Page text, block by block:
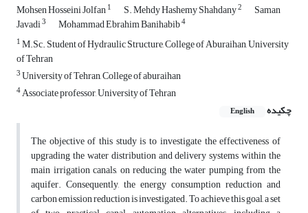
Mohsen Hosseini Jolfan1 S. Mehdy Hashemy Shahdany2 Saman
Javadi3 Mohammad Ebrahim Banihabib4
1M.Sc. Student of Hydraulic Structure, College of Aburaihan, University
of Tehran
3University of Tehran, College of aburaihan
4Associate professor, University of Tehran
چکیده
English
The objective of this study is to investigate the effectiveness of
upgrading the water distribution and delivery systems within the
main irrigation canals, on reducing the water pumping from the
aquifer. Consequently, the energy consumption reduction and
carbon emission reduction is investigated. To achieve this goal, a set